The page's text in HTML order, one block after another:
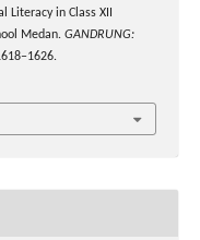
in Class XII
Medan. GANDRUNG: